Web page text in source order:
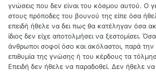
γνώσεις που δεν είναι του κόσμου αυτού. Ο
στους πρόποδες του βουνού της είπε όσα
επειδή ήθελε να δει πως θα κατέληγαν όσα
ίδιος δεν είχε αποτολμήσει να ξεστομίσει.
άνθρωποι σοφοί όσο και ακόλαστοι, παρά την
επιθυμία της γνώσης ή του κέρδους τα
Επειδή δεν ήθελε να παραδοθεί. Δεν ήθελε να